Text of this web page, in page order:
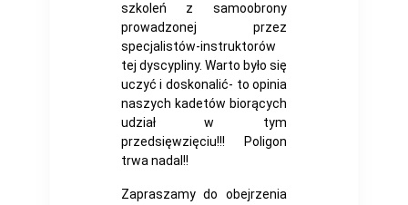
szkoleń z samoobrony
prowadzonej przez
specjalistów-instruktorów
tej dyscypliny. Warto było się
uczyć i doskonalić- to opinia
naszych kadetów biorących
udział w tym
przedsięwzięciu!!! Poligon
trwa nadal!!
Zapraszamy do obejrzenia